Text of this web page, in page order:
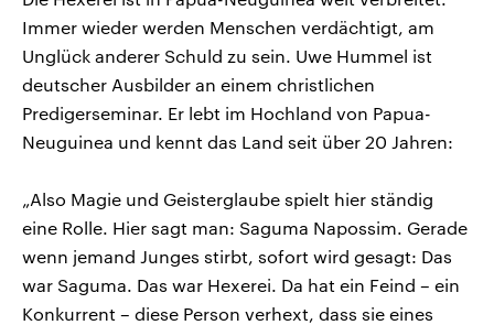
Immer wieder werden Menschen verdächtigt, am
Unglück anderer Schuld zu sein. Uwe Hummel ist
deutscher Ausbilder an einem christlichen
Predigerseminar. Er lebt im Hochland von Papua-
Neuguinea und kennt das Land seit über 20 Jahren:
„Also Magie und Geisterglaube spielt hier ständig
eine Rolle. Hier sagt man: Saguma Napossim. Gerade
wenn jemand Junges stirbt, sofort wird gesagt: Das
war Saguma. Das war Hexerei. Da hat ein Feind – ein
Konkurrent – diese Person verhext, dass sie eines